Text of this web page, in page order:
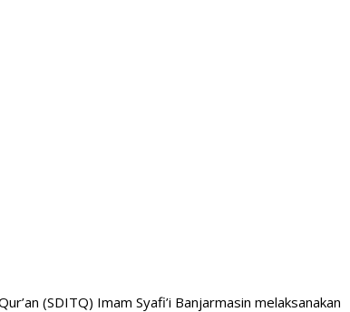
(SDITQ) Imam Syafi’i Banjarmasin melaksanakan